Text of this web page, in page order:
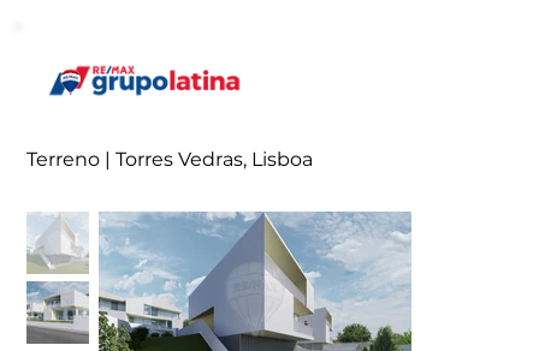
Terreno | Torres Vedras, Lisboa